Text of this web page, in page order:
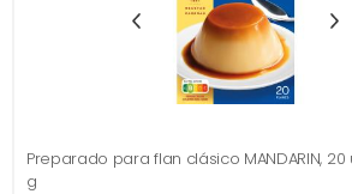
Preparado para flan clásico MANDARIN, 20
g